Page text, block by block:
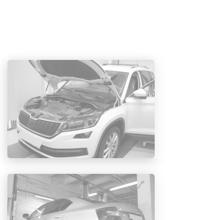
повышения мощности. Следовательно,
избыточная мощность может способствовать
снижению срока службы данных элементов
двигателя, в свою очередь это приведет к тому,
что ваш двигатель не сможет полноценно
работать. В конце концов, это будет стоить вам
больше денег, чтобы это исправить.
качественно обслужен и имел отличное
состояние.